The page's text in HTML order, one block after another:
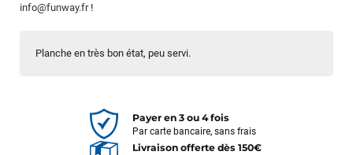
Planche en très bon état, peu servi.
info@funway.fr!
Payer en 3 ou 4 fois
Par carte bancaire, sans frais
Livraison offerte dès 150€